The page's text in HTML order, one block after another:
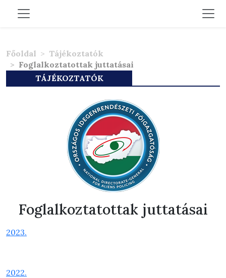
Főoldal
Tájékoztatók
Foglalkoztatottak juttatásai
TÁJÉKOZTATÓK
Foglalkoztatottak juttatásai
2023.
2022.